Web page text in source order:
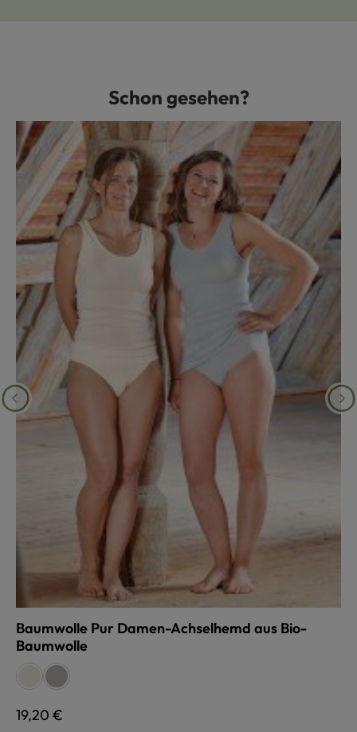
Produktgalerie überspringenSchon gesehen?
Baumwolle Pur Damen-Achselhemd aus Bio-
Baumwolle
Farbe auswählen
natur silber
Regulärer Preis:
19,20 €